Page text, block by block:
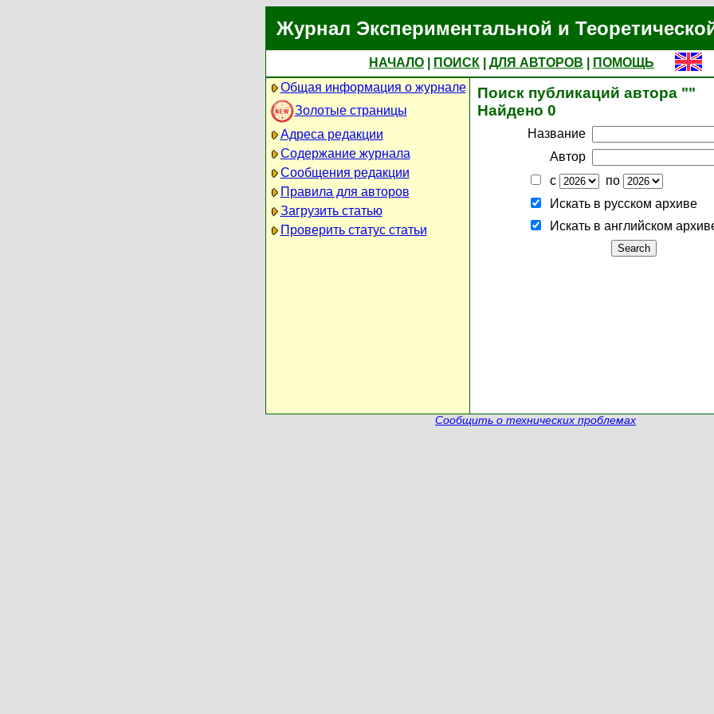
Журнал Экспериментальной и
НАЧАЛО ПОИСК ДЛЯ АВТОРОВ
ПОМОЩЬ
Общая информация о журнале
Золотые страницы
Адреса редакции
Содержание журнала
Сообщения редакции
Правила для авторов
Загрузить статью
Проверить статус статьи
Поиск публикаций автора ""
Найдено 0
Название
Автор
с
по
Искать в русском архиве
Искать в английском
Сообщить о технических проблемах